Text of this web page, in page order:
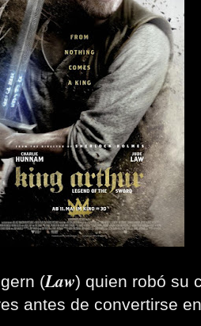
(Law) quien robó su
antes de convertirse